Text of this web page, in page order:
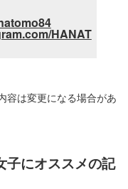
HANAT
容は変更になる場合があ
子にオススメの記